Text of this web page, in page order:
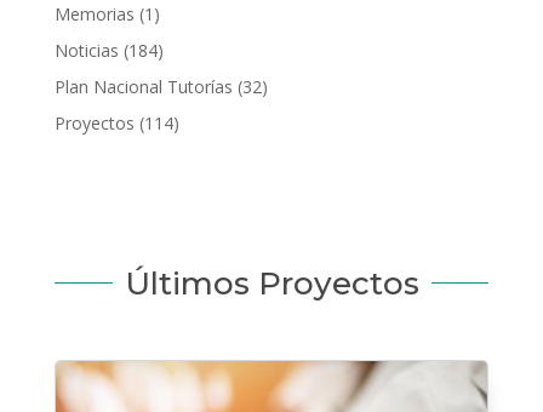
Memorias (1)
Noticias (184)
Plan Nacional Tutorías (32)
Proyectos (114)
Últimos Proyectos